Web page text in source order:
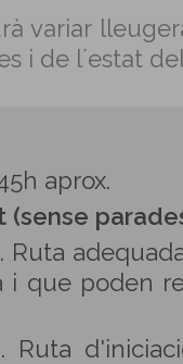
variar
i de l´estat
aprox.
Ruta
i que poden
Ruta